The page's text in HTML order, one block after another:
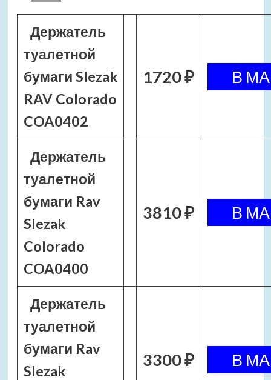
Держатель
туалетной
бумаги Slezak
RAV Colorado
COA0402
1720 ₽
Держатель
туалетной
бумаги Rav
Slezak
Colorado
COA0400
3810 ₽
Держатель
туалетной
бумаги Rav
Slezak
3300 ₽